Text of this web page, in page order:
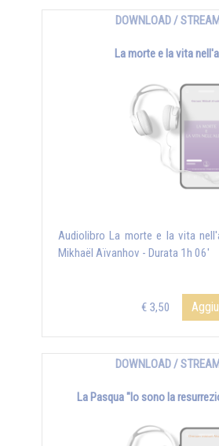
DOWNLOAD /
La morte e la vita
Audiolibro La morte e la vita
Mikhaël Aïvanhov - Durata 1h 06'
€ 3,50
DOWNLOAD /
La Pasqua "Io sono la